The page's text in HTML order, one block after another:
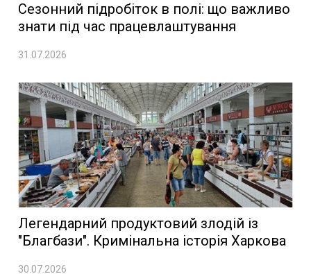
Сезонний підробіток в полі: що важливо
знати під час працевлаштування
31.07.2026
Легендарний продуктовий злодій із
"Благбази". Кримінальна історія Харкова
30.07.2026